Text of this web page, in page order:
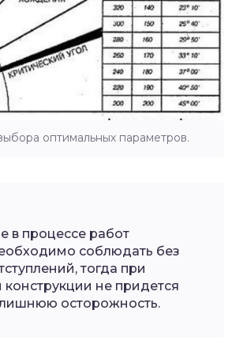
оптимальных параметров.
в процессе работ
соблюдать без
тогда при
конструкции не придется
осторожность.